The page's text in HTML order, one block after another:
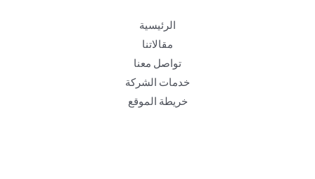
الرئيسية
مقالاتنا
تواصل معنا
خدمات الشركة
خريطة الموقع